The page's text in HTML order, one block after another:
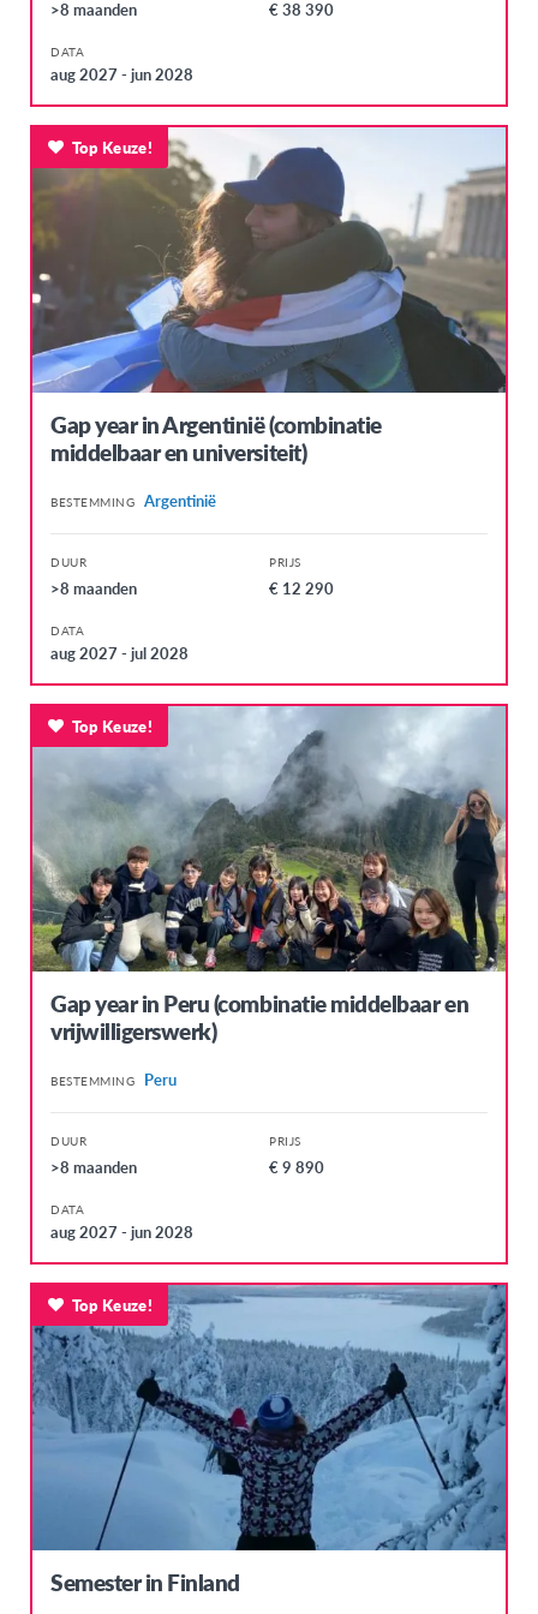
Zuid-Korea
EUROPA
Denemarken
Duitsland
Faeröer
Griekenland
Hongarije
Ierland
IJsland
Litouwen
Malta
Noorwegen
Oostenrijk
Polen
Portugal
Servië
Slovakije
Spanje
Tsjechië
Turkije
Verenigd Koninkrijk
Wallonië
Zweden
LATIJNS-AMERIKA
Argentinië
Bolivia
Brazilië
Chili
Colombia
Costa Rica
Dominicaanse Republiek
Ecuador
Guatemala
Mexico
>8 maanden € 38 390
DATA
aug 2027 - jun 2028
Gap year in Argentinië (combinatie
middelbaar en universiteit)
BESTEMMING Argentinië
DUUR
>8 maanden
PRIJS
€ 12 290
DATA
aug 2027 - jul 2028
Top Keuze!
Gap year in Peru (combinatie middelbaar en
vrijwilligerswerk)
BESTEMMING Peru
DUUR
>8 maanden
PRIJS
€ 9 890
DATA
aug 2027 - jun 2028
Top Keuze!
Semester in Finland
Top Keuze!